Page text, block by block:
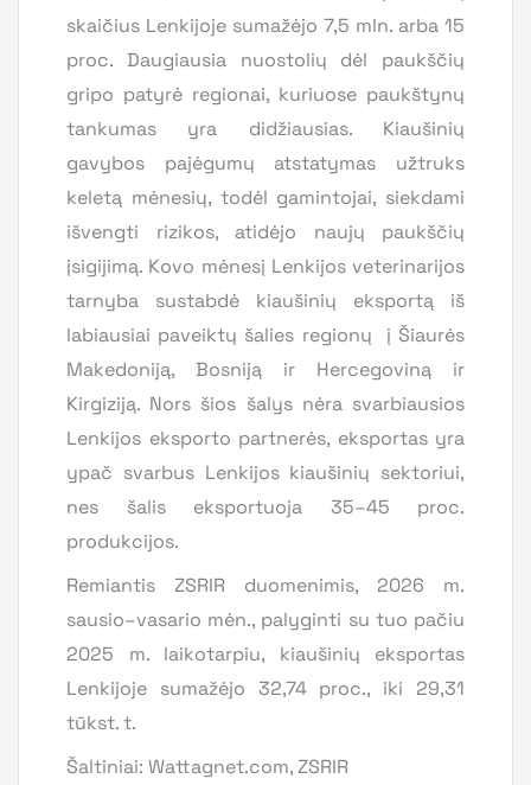
skaičius Lenkijoje sumažėjo 7,5 mln. arba 15
proc. Daugiausia nuostolių dėl paukščių
gripo patyrė regionai, kuriuose paukštynų
tankumas yra didžiausias. Kiaušinių
gavybos pajėgumų atstatymas užtruks
keletą mėnesių, todėl gamintojai, siekdami
išvengti rizikos, atidėjo naujų paukščių
įsigijimą. Kovo mėnesį Lenkijos veterinarijos
tarnyba sustabdė kiaušinių eksportą iš
labiausiai paveiktų šalies regionų į Šiaurės
Makedoniją, Bosniją ir Hercegoviną ir
Kirgiziją. Nors šios šalys nėra svarbiausios
Lenkijos eksporto partnerės, eksportas yra
ypač svarbus Lenkijos kiaušinių sektoriui,
nes šalis eksportuoja 35–45 proc.
produkcijos.
Remiantis ZSRIR duomenimis, 2026 m.
sausio–vasario mėn., palyginti su tuo pačiu
2025 m. laikotarpiu, kiaušinių eksportas
Lenkijoje sumažėjo 32,74 proc., iki 29,31
tūkst. t.
Šaltiniai: Wattagnet.com, ZSRIR